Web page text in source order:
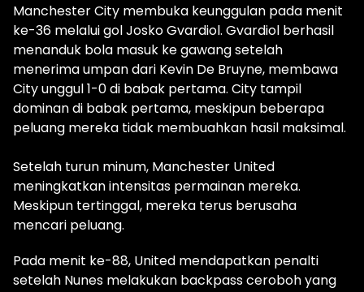
Manchester City membuka keunggulan pada menit
ke-36 melalui gol Josko Gvardiol. Gvardiol berhasil
menanduk bola masuk ke gawang setelah
menerima umpan dari Kevin De Bruyne, membawa
City unggul 1-0 di babak pertama. City tampil
dominan di babak pertama, meskipun beberapa
peluang mereka tidak membuahkan hasil maksimal.
Setelah turun minum, Manchester United
meningkatkan intensitas permainan mereka.
Meskipun tertinggal, mereka terus berusaha
mencari peluang.
Pada menit ke-88, United mendapatkan penalti
setelah Nunes melakukan backpass ceroboh yang